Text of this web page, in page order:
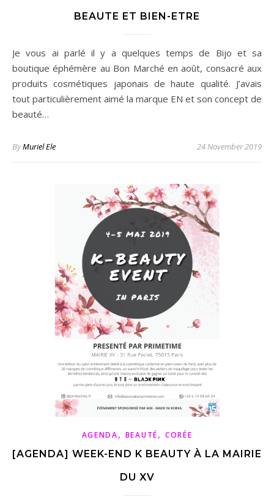
BEAUTE ET BIEN-ETRE
Je vous ai parlé il y a quelques temps de Bijo et sa
boutique éphémère au Bon Marché en août, consacré aux
produits cosmétiques japonais de haute qualité. J’avais
tout particulièrement aimé la marque EN et son concept de
beauté…
ByMuriel Ele 24 November 2019
AGENDA, BEAUTÉ, CORÉE
[AGENDA] WEEK-END K BEAUTY À LA MAIRIE
DU XV